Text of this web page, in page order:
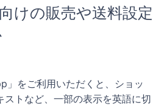
けの販売や送料設定
」をご利用いただくと、ショッ
ストなど、一部の表示を英語に切